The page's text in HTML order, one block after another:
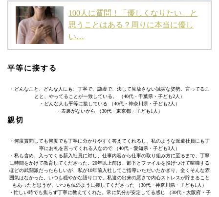
100人に質問！「優しくなりたい」と
思うことはある？周りに本当に優し
い…
平等に接する
・どんなこと、どんな人にも、丁寧で、謙虚で、決して見放さない誠実な姿勢。言ってるこ
とと、やってることが一致している。 （40代・千葉県・子ども2人）
・どんな人も平等に接している （40代・神奈川県・子ども2人）
・表裏がないから （30代・東京都・子ども1人）
親切
・何度質問しても何度でも丁寧に分かりやすく答えてくれるし、私のような派遣社員にも丁
寧にお礼を言ってくれる人なので （40代・愛知県・子ども3人）
・私も含め、入ってくる新入社員に対し、仕事内容から仕事の取り組み方に至るまで、丁寧
に時間をかけて教育してくださった。20年以上前は、部下とファイルを投げつけて喧嘩する
ほどの武闘派だったらしいが、私が10年前入社してご指導いただいたかぎり、全くそんな雰
囲気はなかった。いつも穏やかな語り口で、私達の出来の悪さで内心ストレスが貯まること
もあったと思うが、いつも仏のように接してくださった （30代・神奈川県・子ども1人）
・忙しい時でも焦らず丁寧に教えてくれた。常に気分が安定してる感じ （30代・大阪府・子